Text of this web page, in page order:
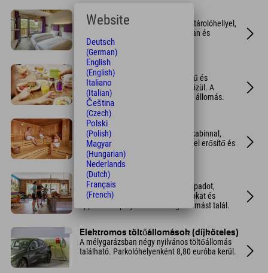
Design szobák
Modern, dizájner szobák rengeteg tárolóhellyel,
széffel, paddal a panorámaablakban és
kényelmes franciaággyal.
Reggeli büfé
Válasszon 70 friss, kiváló minőségű és
túlnyomórészt regionális termék közül. A
különlegesség a barkács tojássütő állomás.
Sportfürdő
Finn szaunával, gőzfürdővel, infrakabinnal,
pihenőszobával és fitneszrészleggel erősítő és
kardiógépekkel.
Kerékpár- és síterület
Zárható sportszekrényeket, munkapadot,
mosóhelyet, valamint túrajavaslatokat és
tippeket a sípályákhoz és még sok mást talál.
Elektromos töltőállomások (díjköteles)
A mélygarázsban négy nyilvános töltőállomás
található. Parkolóhelyenként 8,80 euróba kerül.
Website
Deutsch
(German)
English
(English)
Italiano
(Italian)
Čeština
(Czech)
Polski
(Polish)
Magyar
(Hungarian)
Nederlands
(Dutch)
Français
(French)